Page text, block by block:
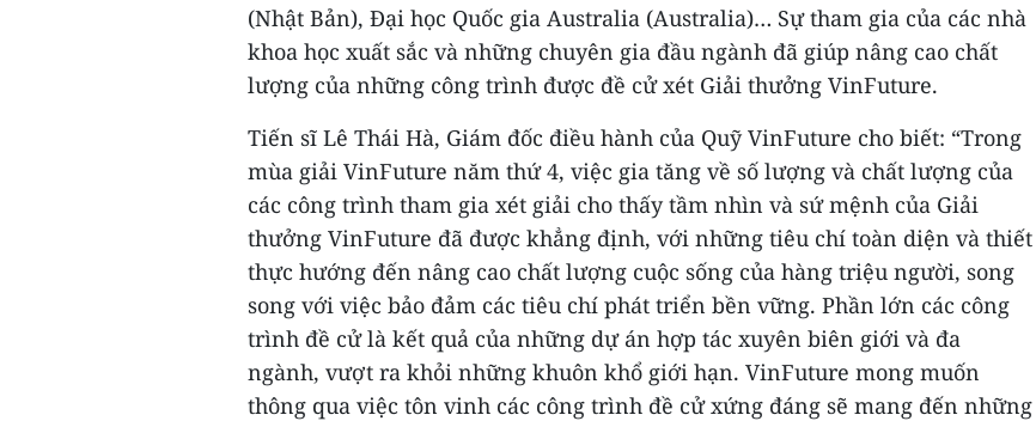
(Nhật Bản), Đại học Quốc gia Australia (Australia)… Sự tham gia của các nhà
khoa học xuất sắc và những chuyên gia đầu ngành đã giúp nâng cao chất
lượng của những công trình được đề cử xét Giải thưởng VinFuture.
Tiến sĩ Lê Thái Hà, Giám đốc điều hành của Quỹ VinFuture cho biết: “Trong
mùa giải VinFuture năm thứ 4, việc gia tăng về số lượng và chất lượng của
các công trình tham gia xét giải cho thấy tầm nhìn và sứ mệnh của Giải
thưởng VinFuture đã được khẳng định, với những tiêu chí toàn diện và thiết
thực hướng đến nâng cao chất lượng cuộc sống của hàng triệu người, song
song với việc bảo đảm các tiêu chí phát triển bền vững. Phần lớn các công
trình đề cử là kết quả của những dự án hợp tác xuyên biên giới và đa
ngành, vượt ra khỏi những khuôn khổ giới hạn. VinFuture mong muốn
thông qua việc tôn vinh các công trình đề cử xứng đáng sẽ mang đến những